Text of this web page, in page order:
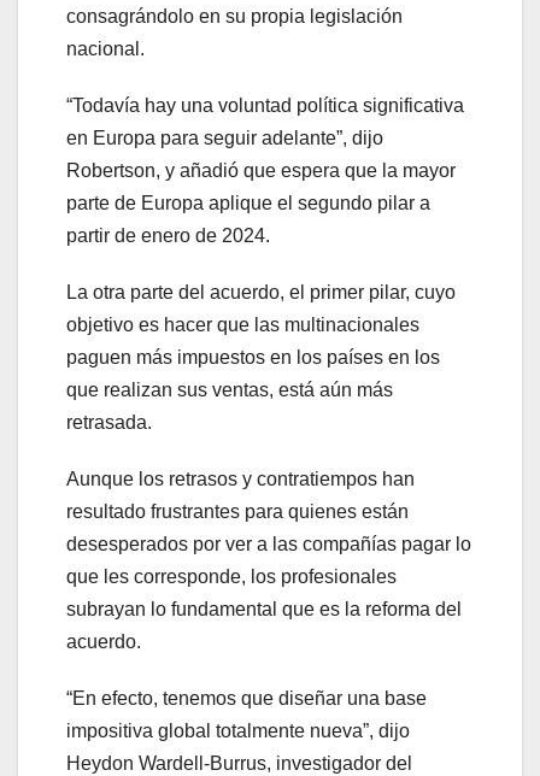
consagrándolo en su propia legislación
nacional.
“Todavía hay una voluntad política significativa
en Europa para seguir adelante”, dijo
Robertson, y añadió que espera que la mayor
parte de Europa aplique el segundo pilar a
partir de enero de 2024.
La otra parte del acuerdo, el primer pilar, cuyo
objetivo es hacer que las multinacionales
paguen más impuestos en los países en los
que realizan sus ventas, está aún más
retrasada.
Aunque los retrasos y contratiempos han
resultado frustrantes para quienes están
desesperados por ver a las compañías pagar lo
que les corresponde, los profesionales
subrayan lo fundamental que es la reforma del
acuerdo.
“En efecto, tenemos que diseñar una base
impositiva global totalmente nueva”, dijo
Heydon Wardell-Burrus, investigador del